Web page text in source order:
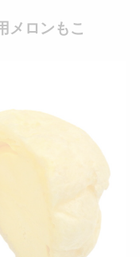
メロンもこ